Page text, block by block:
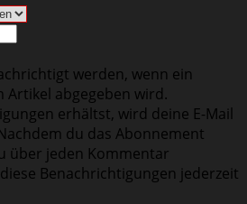
werden, wenn ein
Artikel abgegeben wird.
erhältst, wird deine E-Mail
du das Abonnement
über jeden Kommentar
Benachrichtigungen jederzeit